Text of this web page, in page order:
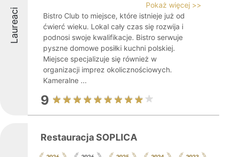
Laureaci
Pokaż więcej >>
Bistro Club to miejsce, które istnieje już od
ćwierć wieku. Lokal cały czas się rozwija i
podnosi swoje kwalifikacje. Bistro serwuje
pyszne domowe posiłki kuchni polskiej.
Miejsce specjalizuje się również w
organizacji imprez okolicznościowych.
Kameralne ...
9
Restauracja SOPLICA